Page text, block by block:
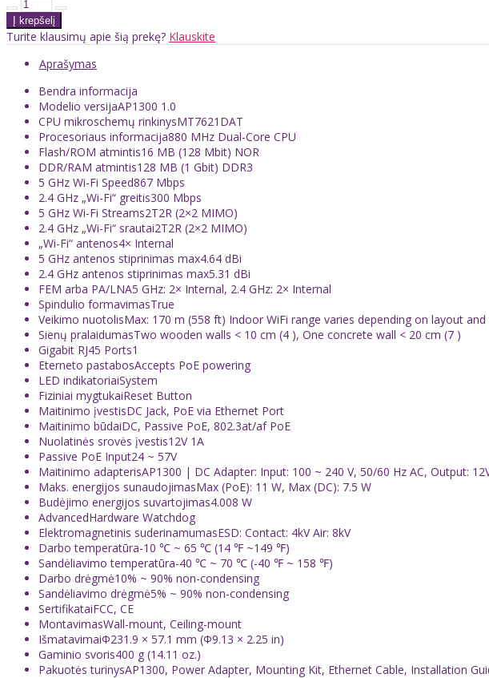
Turite klausimų apie šią prekę? Klauskite
Aprašymas
Bendra informacija
Modelio versijaAP1300 1.0
CPU mikroschemų rinkinysMT7621DAT
Procesoriaus informacija880 MHz Dual-Core CPU
Flash/ROM atmintis16 MB (128 Mbit) NOR
DDR/RAM atmintis128 MB (1 Gbit) DDR3
5 GHz Wi-Fi Speed867 Mbps
2.4 GHz „Wi-Fi“ greitis300 Mbps
5 GHz Wi-Fi Streams2T2R (2×2 MIMO)
2.4 GHz „Wi-Fi“ srautai2T2R (2×2 MIMO)
„Wi-Fi“ antenos4× Internal
5 GHz antenos stiprinimas max4.64 dBi
2.4 GHz antenos stiprinimas max5.31 dBi
FEM arba PA/LNA5 GHz: 2× Internal, 2.4 GHz: 2× Internal
Spindulio formavimasTrue
Veikimo nuotolisMax: 170 m (558 ft) Indoor WiFi range varies depending on layout
Sienų pralaidumasTwo wooden walls < 10 cm (4 ), One concrete wall < 20 cm (7 )
Gigabit RJ45 Ports1
Eterneto pastabosAccepts PoE powering
LED indikatoriaiSystem
Fiziniai mygtukaiReset Button
Maitinimo įvestisDC Jack, PoE via Ethernet Port
Maitinimo būdaiDC, Passive PoE, 802.3at/af PoE
Nuolatinės srovės įvestis12V 1A
Passive PoE Input24 ~ 57V
Maitinimo adapterisAP1300 | DC Adapter: Input: 100 ~ 240 V, 50/60 Hz AC, Output:
Maks. energijos sunaudojimasMax (PoE): 11 W, Max (DC): 7.5 W
Budėjimo energijos suvartojimas4.008 W
AdvancedHardware Watchdog
Elektromagnetinis suderinamumasESD: Contact: 4kV Air: 8kV
Darbo temperatūra-10 ℃ ~ 65 ℃ (14 ℉ ~149 ℉)
Sandėliavimo temperatūra-40 ℃ ~ 70 ℃ (-40 ℉ ~ 158 ℉)
Darbo drėgmė10% ~ 90% non-condensing
Sandėliavimo drėgmė5% ~ 90% non-condensing
SertifikataiFCC, CE
MontavimasWall-mount, Ceiling-mount
IšmatavimaiΦ231.9 × 57.1 mm (Φ9.13 × 2.25 in)
Gaminio svoris400 g (14.11 oz.)
Pakuotės turinysAP1300, Power Adapter, Mounting Kit, Ethernet Cable, Installation